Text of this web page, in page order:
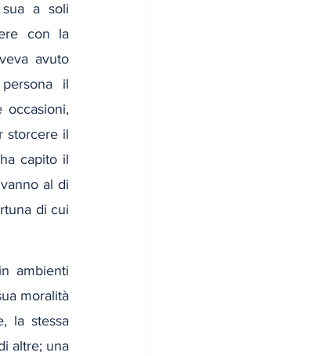
sua a soli
con la
avuto
il
occasioni,
storcere il
capito il
al di
di cui
ambienti
moralità
la stessa
altre; una